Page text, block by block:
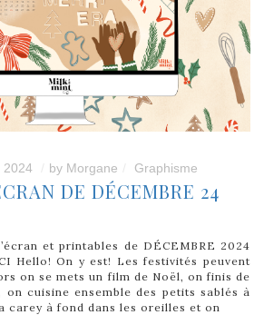
2024 by Morgane Graphisme
DE DÉCEMBRE 24
et printables de DÉCEMBRE 2024
Hello! On y est! Les festivités peuvent
on se mets un film de Noël, on finis de
cuisine ensemble des petits sablés à
carey à fond dans les oreilles et on